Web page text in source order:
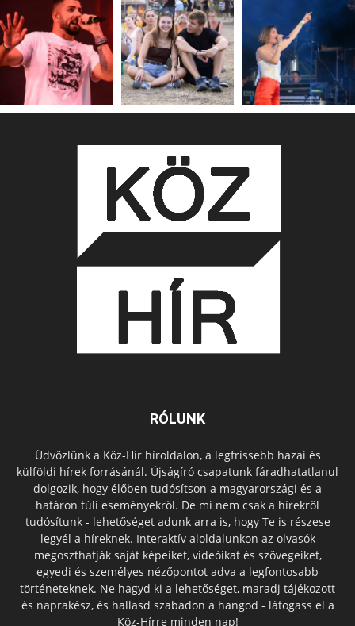
RÓLUNK
Üdvözlünk a Köz-Hír híroldalon, a legfrissebb hazai és
külföldi hírek forrásánál. Újságíró csapatunk fáradhatatlanul
dolgozik, hogy élőben tudósítson a magyarországi és a
határon túli eseményekről. De mi nem csak a hírekről
tudósítunk - lehetőséget adunk arra is, hogy Te is részese
legyél a híreknek. Interaktív aloldalunkon az olvasók
megoszthatják saját képeiket, videóikat és szövegeiket,
egyedi és személyes nézőpontot adva a legfontosabb
történeteknek. Ne hagyd ki a lehetőséget, maradj tájékozott
és naprakész, és hallasd szabadon a hangod - látogass el a
Köz-Hírre minden nap!